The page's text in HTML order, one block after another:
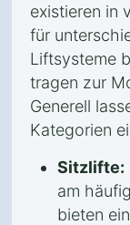
existieren in
für
Liftsysteme
tragen zur
Generell
Kategorien
Sitzlifte:
am
bieten